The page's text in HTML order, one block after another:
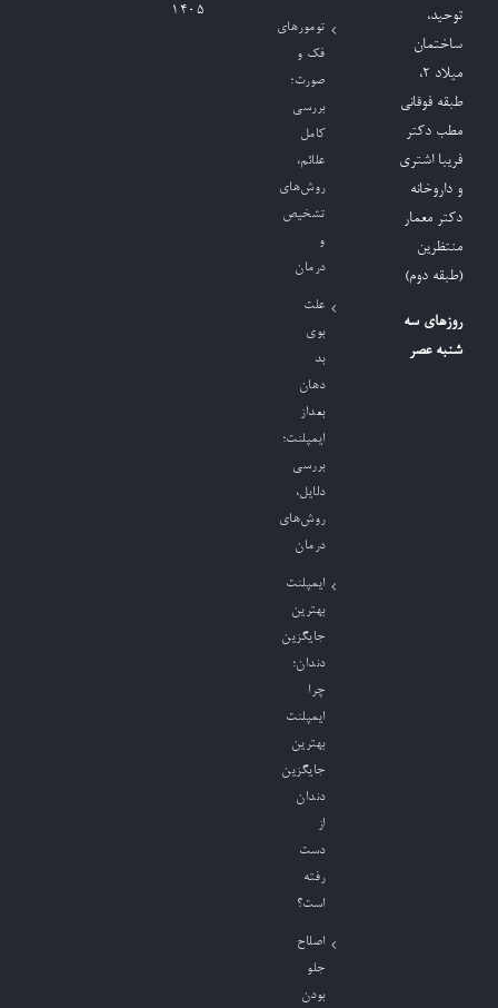
توحید،
ساختمان
میلاد ٢،
طبقه فوقانی
مطب دکتر
فریبا اشتری
و داروخانه
دکتر معمار
منتظرین
(طبقه دوم)
روزهای سه
شنبه عصر
تومورهای
فک و
صورت؛
بررسی
کامل
علائم،
روش‌های
تشخیص
و
درمان
علت
بوی
بد
دهان
بعداز
ایمپلنت؛
بررسی
دلایل،
روش‌های
درمان
ایمپلنت
بهترین
جایگزین
دندان؛
چرا
ایمپلنت
بهترین
جایگزین
دندان
از
دست
رفته
است؟
اصلاح
جلو
بودن
۱۴۰۵